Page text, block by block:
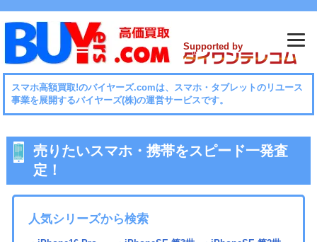
Supported by
スマホ⾼額買取!のバイヤーズ.comは、スマホ・タブレットのリユース
事業を展開するバイヤーズ(株)の運営サービスです。
売りたいスマホ・携帯をスピード一発査
定！
人気シリーズから検索